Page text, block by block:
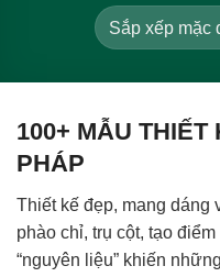
100+ MẪU
PHÁP
Thiết kế đẹp, mang dáng
phào chỉ, trụ cột, tạo
“nguyên liệu” khiến